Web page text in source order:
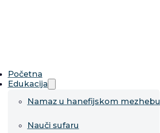
Početna
Edukacija
Namaz u hanefijskom mezhebu
Nauči sufaru